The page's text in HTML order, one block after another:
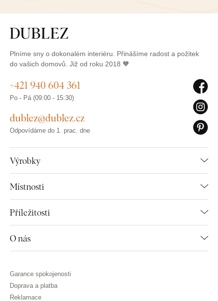
Plníme sny o dokonalém interiéru. Přinášíme radost a požitek
do vašich domovů. Již od roku 2018 🧡
Výrobky
Místnosti
Příležitosti
O nás
+421 940 604 361
Po - Pá (09:00 - 15:30)
dublez@dublez.cz
Odpovídáme do 1. prac. dne
Garance spokojenosti
Doprava a platba
Reklamace